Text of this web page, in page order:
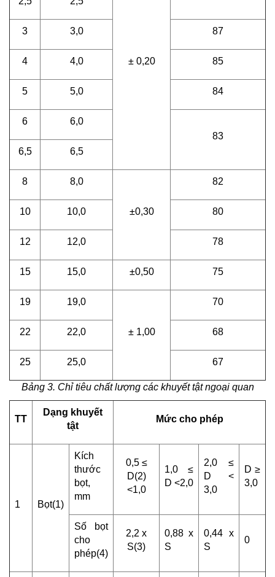
± 0,20
3 3,0 87
4 4,0 85
5 5,0 84
6
6,0
83
6,5
6,5
8 8,0
±0,30
82
10 10,0 80
12 12,0 78
15 15,0 ±0,50 75
19 19,0
± 1,00
70
22 22,0 68
25 25,0 67
Bảng 3. Chỉ tiêu chất lượng các khuyết tật ngoại quan
TT
Dạng khuyết
tật
Mức cho phép
1 Bọt(1)
Kích
thước
bọt,
mm
0,5 ≤
D(2)
<1,0
1,0 ≤
D <2,0
2,0 ≤
D <
3,0
D ≥
3,0
Số bọt
cho
phép(4)
2,2 x
S(3)
0,88 x
S
0,44 x
S
0